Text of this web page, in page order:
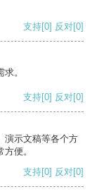
支持[0] 反对[0]
。
支持[0] 反对[0]
演示文稿等各个方
便。
支持[0] 反对[0]